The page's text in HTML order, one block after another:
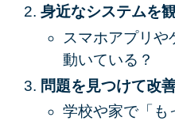
身近なシステムを
スマホアプリ
動いている？
問題を見つけて改
学校や家で「も